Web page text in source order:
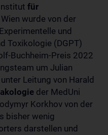
für
wurde von der
Experimentelle und
Toxikologie (DGPT)
Buchheim-Preis 2022
um Julian
Leitung von Harald
der MedUni
Korkhov von der
bisher wenig
darstellen und